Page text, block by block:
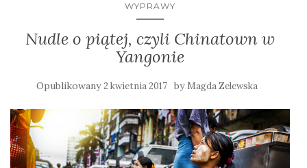
WYPRAWY
Nudle o piątej, czyli Chinatown w
Yangonie
Opublikowany2 kwietnia 2017 by Magda Zelewska